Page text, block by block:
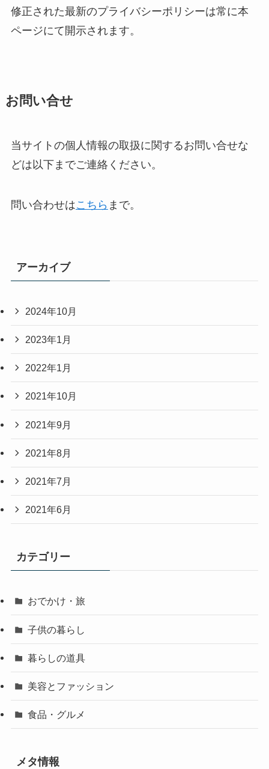
修正された最新のプライバシーポリシーは常に本
ページにて開示されます。
お問い合せ
当サイトの個人情報の取扱に関するお問い合せな
どは以下までご連絡ください。
問い合わせはこちら まで。
アーカイブ
2024年10月
2023年1月
2022年1月
2021年10月
2021年9月
2021年8月
2021年7月
2021年6月
カテゴリー
おでかけ・旅
子供の暮らし
暮らしの道具
美容とファッション
食品・グルメ
メタ情報